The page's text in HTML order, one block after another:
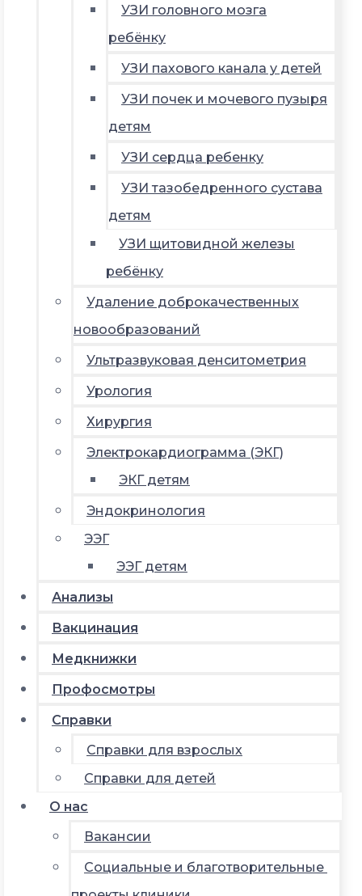
УЗИ головного мозга
ребёнку
УЗИ пахового канала у детей
УЗИ почек и мочевого пузыря
детям
УЗИ сердца ребенку
УЗИ тазобедренного сустава
детям
УЗИ щитовидной железы
ребёнку
Удаление доброкачественных
новообразований
Ультразвуковая денситометрия
Урология
Хирургия
Электрокардиограмма (ЭКГ)
ЭКГ детям
Эндокринология
ЭЭГ
ЭЭГ детям
Анализы
Вакцинация
Медкнижки
Профосмотры
Справки
Справки для взрослых
Справки для детей
О нас
Вакансии
Социальные и благотворительные